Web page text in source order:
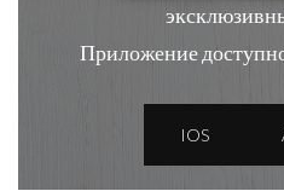
Приложение
IOS